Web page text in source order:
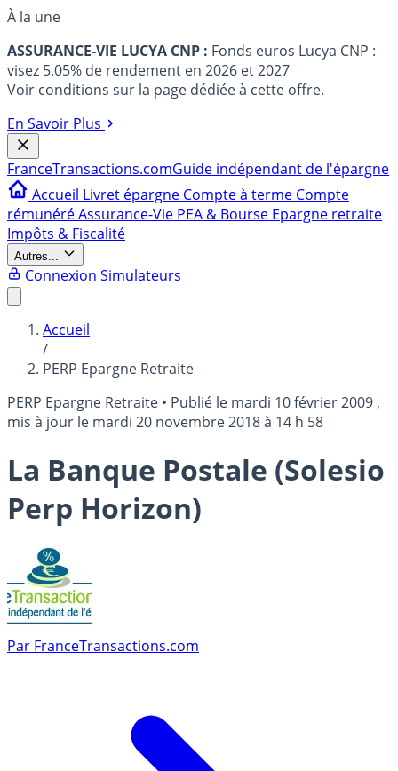
À la une
ASSURANCE-VIE LUCYA CNP : Fonds euros Lucya CNP :
visez 5.05% de rendement en 2026 et 2027
Voir conditions sur la page dédiée à cette offre.
En Savoir Plus
FranceTransactions.comGuide indépendant de l'épargne
Accueil Livret épargne Compte à terme Compte
rémunéréAssurance-Vie PEA & Bourse Epargne retraite
Impôts & Fiscalité
Autres...
Connexion Simulateurs
Accueil
/
PERP Epargne Retraite
PERP Epargne Retraite • Publié le mardi 10 février 2009 ,
mis à jour le mardi 20 novembre 2018 à 14 h 58
La Banque Postale (Solesio
Perp Horizon)
Par FranceTransactions.com